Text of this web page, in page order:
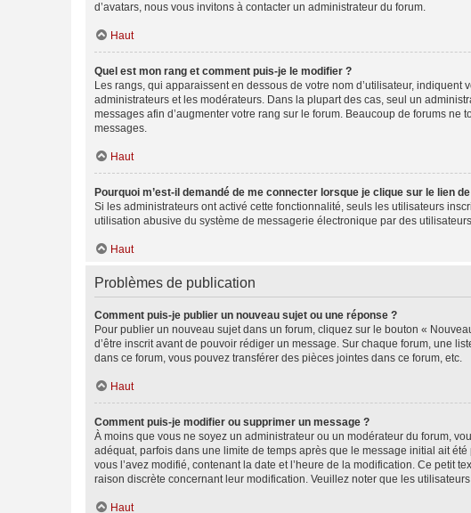
d’avatars, nous vous invitons à contacter un administrateur du forum.
Haut
Quel est mon rang et comment puis-je le modifier ?
Les rangs, qui apparaissent en dessous de votre nom d’utilisateur,
administrateurs et les modérateurs. Dans la plupart des cas, seul un
messages afin d’augmenter votre rang sur le forum. Beaucoup de forums
messages.
Haut
Pourquoi m’est-il demandé de me connecter lorsque je clique sur le lien
Si les administrateurs ont activé cette fonctionnalité, seuls les utilisateurs
utilisation abusive du système de messagerie électronique par des
Haut
Problèmes de publication
Comment puis-je publier un nouveau sujet ou une réponse ?
Pour publier un nouveau sujet dans un forum, cliquez sur le bouton «
d’être inscrit avant de pouvoir rédiger un message. Sur chaque forum, une
dans ce forum, vous pouvez transférer des pièces jointes dans ce forum, etc.
Haut
Comment puis-je modifier ou supprimer un message ?
À moins que vous ne soyez un administrateur ou un modérateur du forum,
adéquat, parfois dans une limite de temps après que le message initial ait
vous l’avez modifié, contenant la date et l’heure de la modification. Ce petit
raison discrète concernant leur modification. Veuillez noter que les
Haut